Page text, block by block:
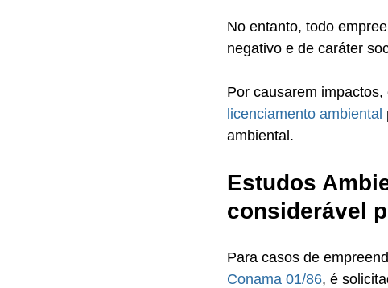
No entanto, todo
negativo e de caráter
Por causarem
licenciamento ambiental
ambiental.
Estudos
considerável
Para casos de
Conama 01/86, é